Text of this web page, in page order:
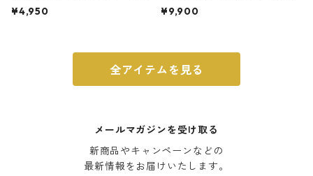
ト 3号 ブラック
¥4,950
m ガス火・IH対応 鉄フライパン
¥9,900
全アイテムを見る
メールマガジンを受け取る
新商品やキャンペーンなどの
最新情報をお届けいたします。